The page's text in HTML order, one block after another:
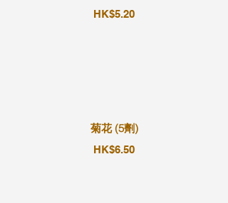
HK$5.20
菊花 (5劑)
HK$6.50